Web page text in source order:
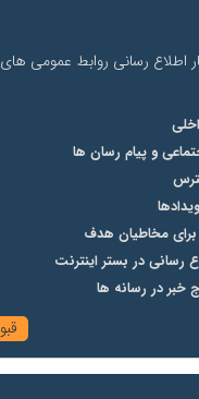
اطلاع رسانی روابط عمومی های
و پیام رسان ها
مخاطیان هدف
رسانی در بستر اینترنت
در رسانه ها